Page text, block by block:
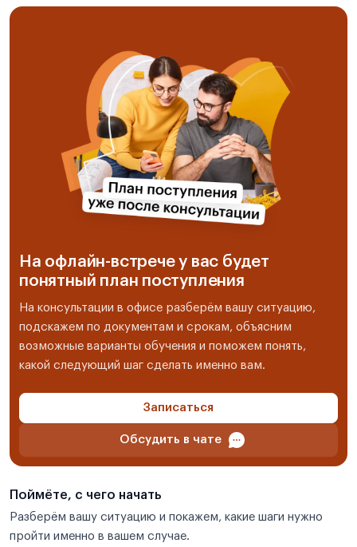
На офлайн-встрече у вас будет
понятный план поступления
На консультации в офисе разберём вашу ситуацию,
подскажем по документам и срокам, объясним
возможные варианты обучения и поможем понять,
какой следующий шаг сделать именно вам.
Записаться
Обсудить в чате
Поймёте, с чего начать
Разберём вашу ситуацию и покажем, какие шаги нужно
пройти именно в вашем случае.